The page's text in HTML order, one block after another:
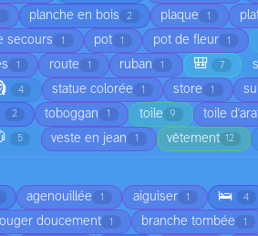
planche en bois 2 plaque 1
secours 1 pot 1 pot de fleur 1
1 route 1 ruban 1 🎒 7
4 statue colorée 1 store 1
2 toboggan 1 toile 9 toile
5 veste en jean 1 vêtement 12
agenouillée 1 aiguiser 1 🛌 4
doucement 1 branche tombée 1